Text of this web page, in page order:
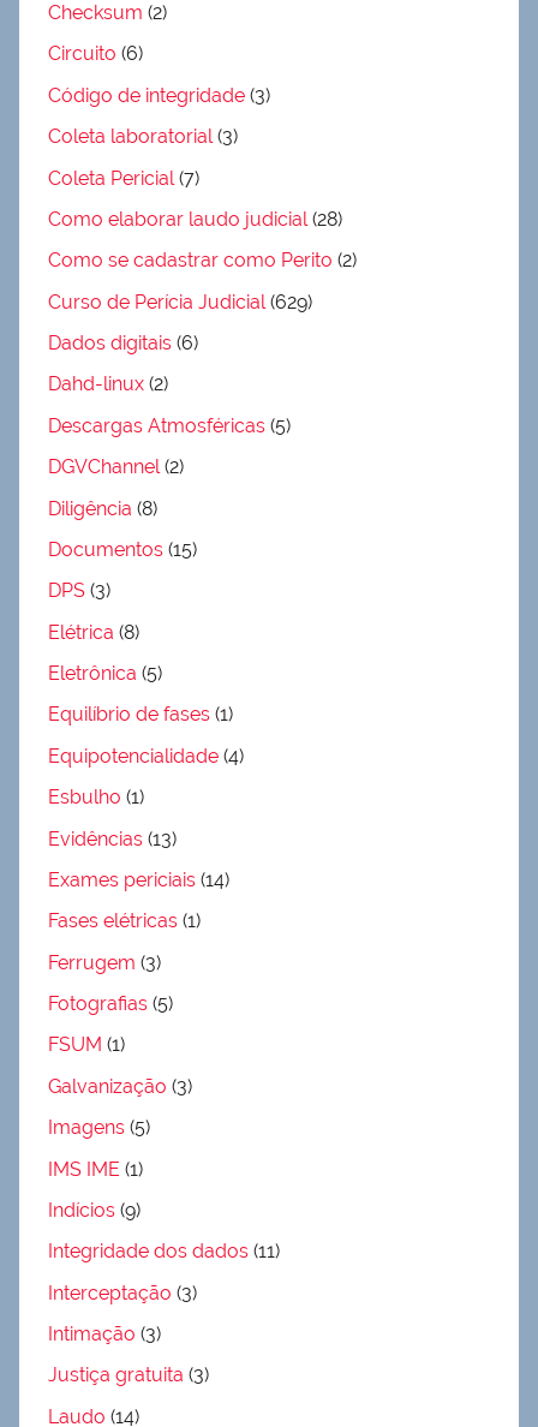
Checksum (2)
Circuito (6)
Código de integridade (3)
Coleta laboratorial(3)
Coleta Pericial (7)
Como elaborar laudo judicial(28)
Como se cadastrar como Perito (2)
Curso de Perícia Judicial (629)
Dados digitais (6)
Dahd-linux (2)
Descargas Atmosféricas (5)
DGVChannel(2)
Diligência (8)
Documentos (15)
DPS (3)
Elétrica (8)
Eletrônica (5)
Equilíbrio de fases (1)
Equipotencialidade (4)
Esbulho (1)
Evidências (13)
Exames periciais (14)
Fases elétricas (1)
Ferrugem (3)
Fotografias (5)
FSUM (1)
Galvanização (3)
Imagens (5)
IMS IME (1)
Indícios (9)
Integridade dos dados (11)
Interceptação (3)
Intimação (3)
Justiça gratuita (3)
Laudo (14)